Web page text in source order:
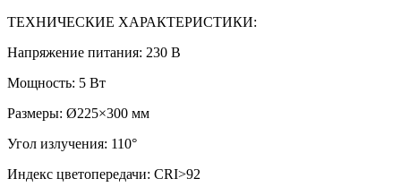
ТЕХНИЧЕСКИЕ ХАРАКТЕРИСТИКИ:
Напряжение питания: 230 В
Мощность: 5 Вт
Размеры: Ø225×300 мм
Угол излучения: 110°
Индекс цветопередачи: CRI>92